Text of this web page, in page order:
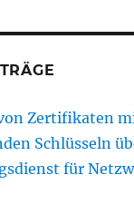
Zertifikaten
Schlüsseln
für